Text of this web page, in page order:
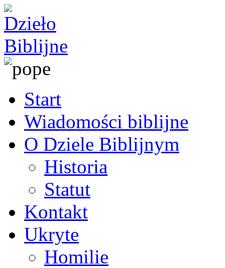
Start
Wiadomości biblijne
O Dziele Biblijnym
Historia
Statut
Kontakt
Ukryte
Homilie